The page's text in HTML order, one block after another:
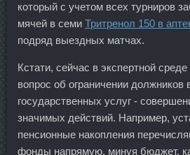
который с учетом всех турниров
мячей в семи Тритренол 150 в
подряд выездных матчах.
Кстати, сейчас в экспертной
вопрос об ограничении должников
государственных услуг -
значимых действий. Например,
пенсионные накопления
фонды напрямую, минуя бюджет,